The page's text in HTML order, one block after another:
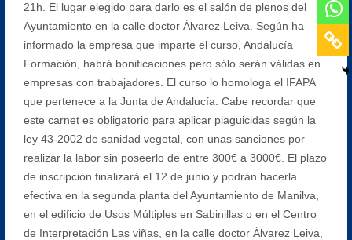
21h. El lugar elegido para darlo es el salón de plenos del
Ayuntamiento en la calle doctor Álvarez Leiva. Según ha
informado la empresa que imparte el curso, Andalucía
Formación, habrá bonificaciones pero sólo serán válidas en
empresas con trabajadores. El curso lo homologa el IFAPA
que pertenece a la Junta de Andalucía. Cabe recordar que
este carnet es obligatorio para aplicar plaguicidas según la
ley 43-2002 de sanidad vegetal, con unas sanciones por
realizar la labor sin poseerlo de entre 300€ a 3000€. El plazo
de inscripción finalizará el 12 de junio y podrán hacerla
efectiva en la segunda planta del Ayuntamiento de Manilva,
en el edificio de Usos Múltiples en Sabinillas o en el Centro
de Interpretación Las viñas, en la calle doctor Álvarez Leiva,